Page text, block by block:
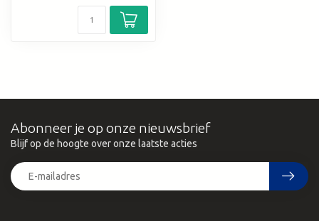
Abonneer je op onze nieuwsbrief
Blijf op de hoogte over onze laatste acties